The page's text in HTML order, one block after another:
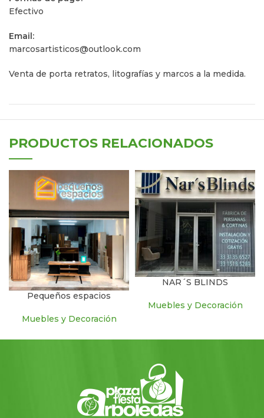
Efectivo
Email:
marcosartisticos@outlook.com
Venta de porta retratos, litografías y marcos a la medida.
PRODUCTOS RELACIONADOS
Pequeños espacios
Muebles y Decoración
NAR´S BLINDS
Muebles y Decoración